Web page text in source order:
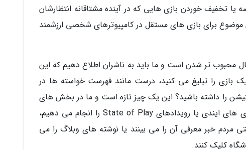
یا تخفیف خوردن بازی هایی که در آینده مشتاقانه انتظارشان
برای بازی های مستقل در کامپیوترهای شخصی ارزشمند
محبوب تر شدن است و ما باید به ناشران اطلاع دهیم که این
را تبلیغ می کنید، درست مانند فهرست خواسته ها در
را داشته باشید؟ این یک چیز تازه است و ما در بخش های
مختلف در حال کار روی آن هستیم تا وقتی نمایش های بازی های ایندی یا رویدادهای State of Play را انجام می دهیم،
مردم خبر معرفی آن را می بینند یا نوشته های وبلاگ را می
کلیک کنند.